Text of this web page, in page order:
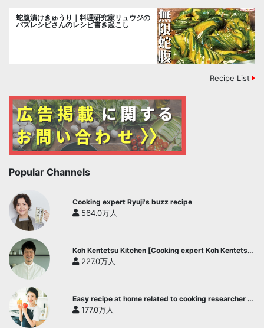
蛇腹漬けきゅうり｜料理研究家リュウジの
バズレシピさんのレシピ書き起こし
Recipe List
Popular Channels
Cooking expert Ryuji's buzz recipe
564.0万人
Koh Kentetsu Kitchen [Cooking expert Koh Kentetsu
official channel]
227.0万人
Easy recipe at home related to cooking researcher /
Yukari's Kitchen
177.0万人